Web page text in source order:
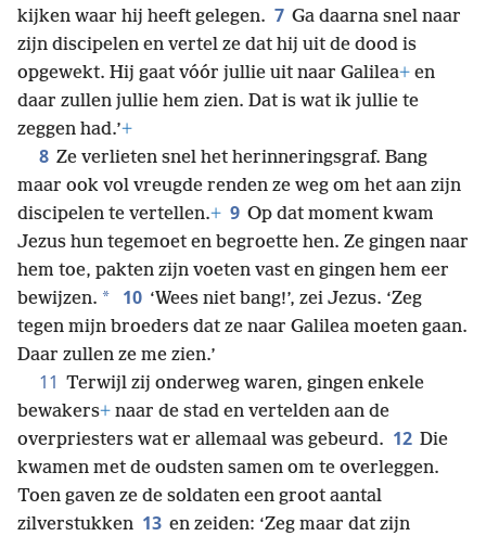
kijken waar hij heeft gelegen. 7 Ga daarna snel naar
zijn discipelen en vertel ze dat hij uit de dood is
opgewekt. Hij gaat vóór jullie uit naar Galilea+ en
daar zullen jullie hem zien. Dat is wat ik jullie te
zeggen had.’+
8 Ze verlieten snel het herinneringsgraf. Bang
maar ook vol vreugde renden ze weg om het aan zijn
discipelen te vertellen.+ 9 Op dat moment kwam
Jezus hun tegemoet en begroette hen. Ze gingen naar
hem toe, pakten zijn voeten vast en gingen hem eer
bewijzen. * 10 ‘Wees niet bang!’, zei Jezus. ‘Zeg
tegen mijn broeders dat ze naar Galilea moeten gaan.
Daar zullen ze me zien.’
11 Terwijl zij onderweg waren, gingen enkele
bewakers+ naar de stad en vertelden aan de
overpriesters wat er allemaal was gebeurd. 12 Die
kwamen met de oudsten samen om te overleggen.
Toen gaven ze de soldaten een groot aantal
zilverstukken 13 en zeiden: ‘Zeg maar dat zijn